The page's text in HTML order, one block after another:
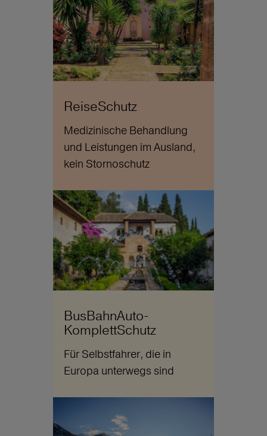
ReiseSchutz
Medizinische Behandlung
und Leistungen im Ausland,
kein Stornoschutz
BusBahnAuto-
KomplettSchutz
Für Selbstfahrer, die in
Europa unterwegs sind